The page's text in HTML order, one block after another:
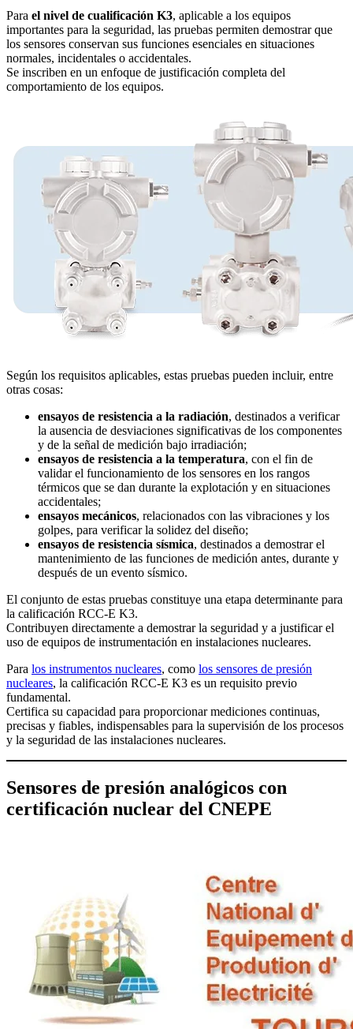
Para el nivel de cualificación K3, aplicable a los equipos
importantes para la seguridad, las pruebas permiten demostrar que
los sensores conservan sus funciones esenciales en situaciones
normales, incidentales o accidentales.
Se inscriben en un enfoque de justificación completa del
comportamiento de los equipos.
Según los requisitos aplicables, estas pruebas pueden incluir, entre
otras cosas:
ensayos de resistencia a la radiación, destinados a verificar
la ausencia de desviaciones significativas de los componentes
y de la señal de medición bajo irradiación;
ensayos de resistencia a la temperatura, con el fin de
validar el funcionamiento de los sensores en los rangos
térmicos que se dan durante la explotación y en situaciones
accidentales;
ensayos mecánicos, relacionados con las vibraciones y los
golpes, para verificar la solidez del diseño;
ensayos de resistencia sísmica, destinados a demostrar el
mantenimiento de las funciones de medición antes, durante y
después de un evento sísmico.
El conjunto de estas pruebas constituye una etapa determinante para
la calificación RCC-E K3.
Contribuyen directamente a demostrar la seguridad y a justificar el
uso de equipos de instrumentación en instalaciones nucleares.
Para los instrumentos nucleares, como los sensores de presión
nucleares, la calificación RCC-E K3 es un requisito previo
fundamental.
Certifica su capacidad para proporcionar mediciones continuas,
precisas y fiables, indispensables para la supervisión de los procesos
y la seguridad de las instalaciones nucleares.
Sensores de presión analógicos con
certificación nuclear del CNEPE